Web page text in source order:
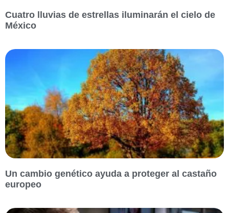
Cuatro lluvias de estrellas iluminarán el cielo de
México
Un cambio genético ayuda a proteger al castaño
europeo